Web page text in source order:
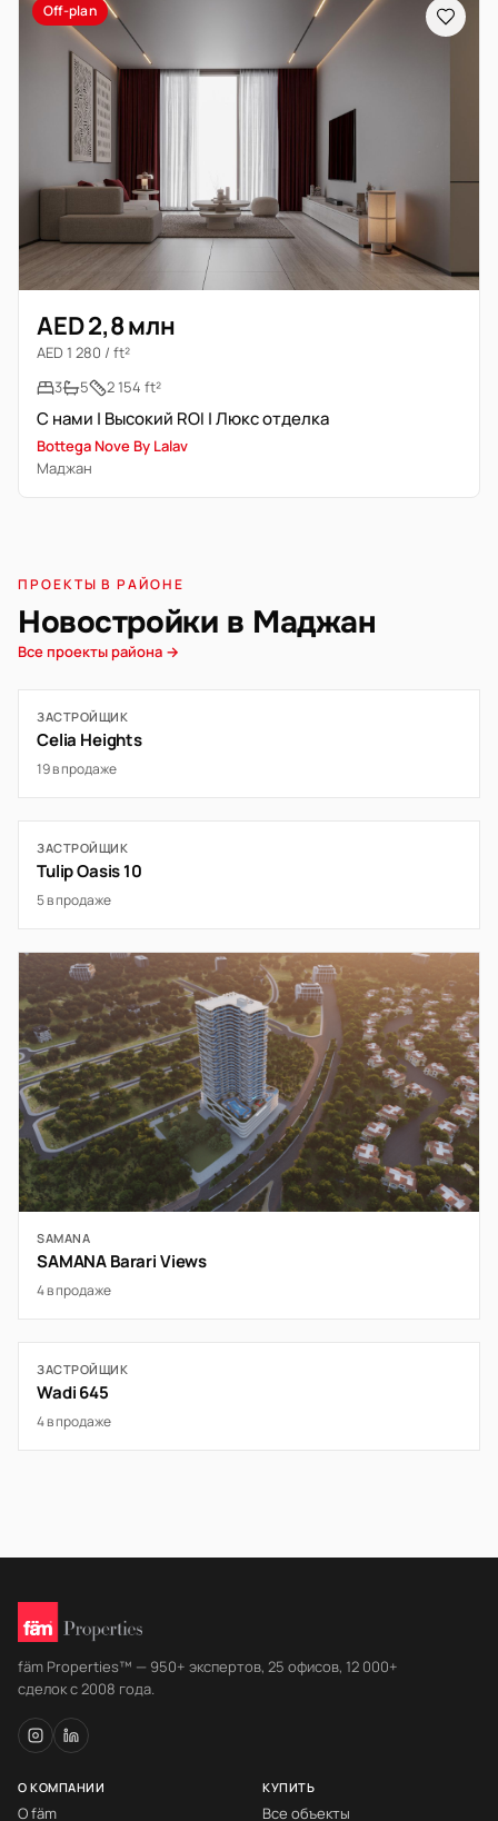
Off-plan
AED 2,8 млн
AED 1 280 / ft²
3
5 2 154 ft²
С нами | Высокий ROI | Люкс отделка
Bottega Nove By Lalav
Маджан
ПРОЕКТЫ В РАЙОНЕ
Новостройки в Маджан
Все проекты района →
ЗАСТРОЙЩИК
Celia Heights
19 в продаже
ЗАСТРОЙЩИК
Tulip Oasis 10
5 в продаже
SAMANA
SAMANA Barari Views
4 в продаже
ЗАСТРОЙЩИК
Wadi 645
4 в продаже
fäm Properties™ — 950+ экспертов, 25 офисов, 12 000+
сделок с 2008 года.
О КОМПАНИИ
О fäm
КУПИТЬ
Все объекты